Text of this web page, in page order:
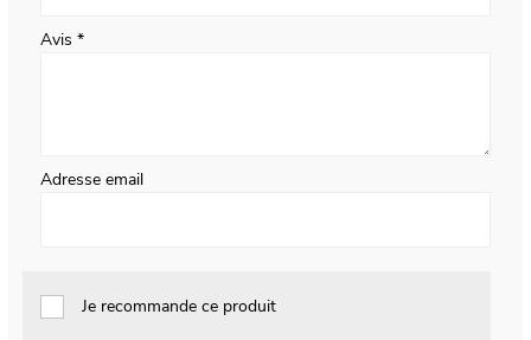
Avis
Adresse email
Je recommande ce produit